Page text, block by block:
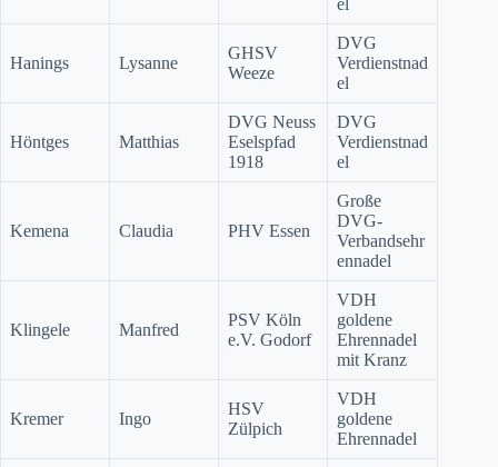
el
Hanings Lysanne
GHSV
Weeze
DVG
Verdienstnad
el
Höntges Matthias
DVG Neuss
Eselspfad
1918
DVG
Verdienstnad
el
Kemena Claudia PHV Essen
Große
DVG-
Verbandsehr
ennadel
Klingele Manfred
PSV Köln
e.V. Godorf
VDH
goldene
Ehrennadel
mit Kranz
Kremer Ingo
HSV
Zülpich
VDH
goldene
Ehrennadel